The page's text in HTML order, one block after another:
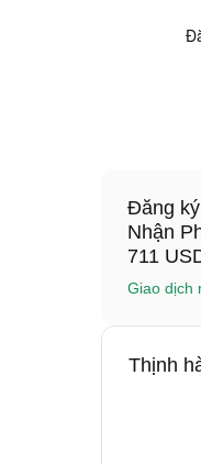
Đăng
Nhận
711
Giao dịch
Thịnh